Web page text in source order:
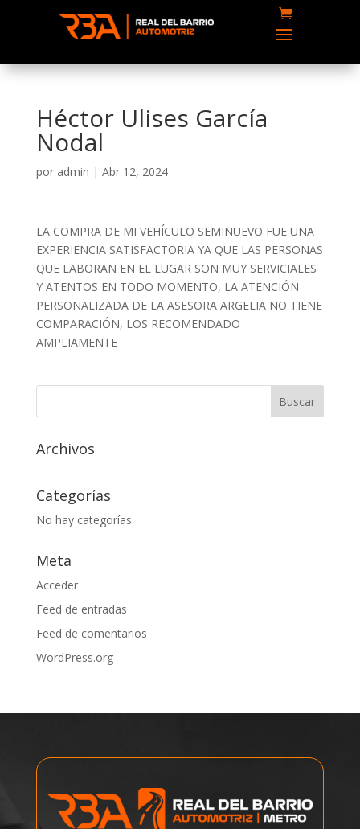
Héctor Ulises García
Nodal
por admin | Abr 12, 2024
LA COMPRA DE MI VEHÍCULO SEMINUEVO FUE UNA
EXPERIENCIA SATISFACTORIA YA QUE LAS PERSONAS
QUE LABORAN EN EL LUGAR SON MUY SERVICIALES
Y ATENTOS EN TODO MOMENTO, LA ATENCIÓN
PERSONALIZADA DE LA ASESORA ARGELIA NO TIENE
COMPARACIÓN, LOS RECOMENDADO
AMPLIAMENTE
Archivos
Categorías
No hay categorías
Meta
Acceder
Feed de entradas
Feed de comentarios
WordPress.org